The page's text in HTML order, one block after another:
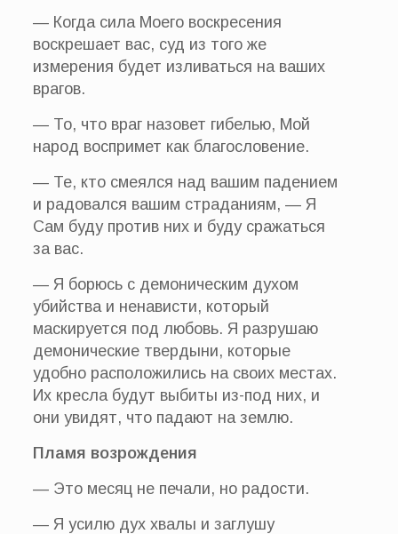
— Когда сила Моего воскресения
воскрешает вас, суд из того же
измерения будет изливаться на ваших
врагов.
— То, что враг назовет гибелью, Мой
народ воспримет как благословение.
— Те, кто смеялся над вашим падением
и радовался вашим страданиям, — Я
Сам буду против них и буду сражаться
за вас.
— Я борюсь с демоническим духом
убийства и ненависти, который
маскируется под любовь. Я разрушаю
демонические твердыни, которые
удобно расположились на своих местах.
Их кресла будут выбиты из-под них, и
они увидят, что падают на землю.
Пламя возрождения
— Это месяц не печали, но радости.
— Я усилю дух хвалы и заглушу